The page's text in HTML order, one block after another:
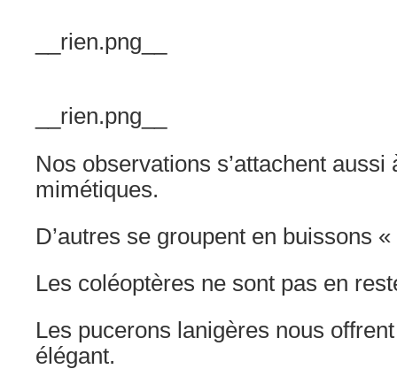
__rien.png__
__rien.png__
Nos observations s’attachent aussi
mimétiques.
D’autres se groupent en buissons
Les coléoptères ne sont pas en
Les pucerons lanigères nous
élégant.